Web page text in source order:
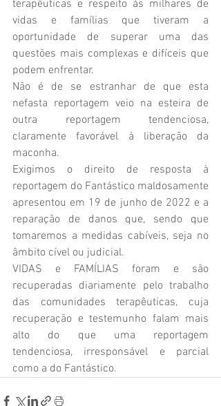
terapêuticas e respeito às milhares de
vidas e famílias que tiveram a
oportunidade de superar uma das
questões mais complexas e difíceis que
podem enfrentar.
Não é de se estranhar de que esta
nefasta reportagem veio na esteira de
outra reportagem tendenciosa,
claramente favorável à liberação da
maconha.
Exigimos o direito de resposta à
reportagem do Fantástico maldosamente
apresentou em 19 de junho de 2022 e a
reparação de danos que, sendo que
tomaremos a medidas cabíveis, seja no
âmbito cível ou judicial.
VIDAS e FAMÍLIAS foram e são
recuperadas diariamente pelo trabalho
das comunidades terapêuticas, cuja
recuperação e testemunho falam mais
alto do que uma reportagem
tendenciosa, irresponsável e parcial
como a do Fantástico.